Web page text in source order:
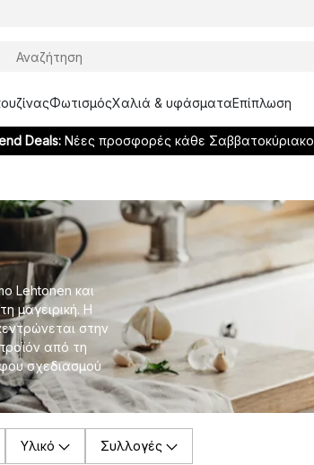
ΦωτισμόςΧαλιά & υφάσματαΕπίπλωση
Deals: Νέες προσφορές κάθε Σαββατοκύριακο
Lehtonen και
μαγειρική. Η
στην
από τη
σχεδιασμού
Υλικό Συλλογές